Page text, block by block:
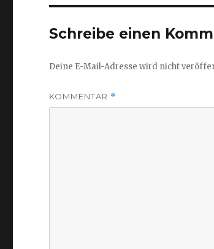
Schreibe einen
Deine E-Mail-Adresse wird nicht
KOMMENTAR *